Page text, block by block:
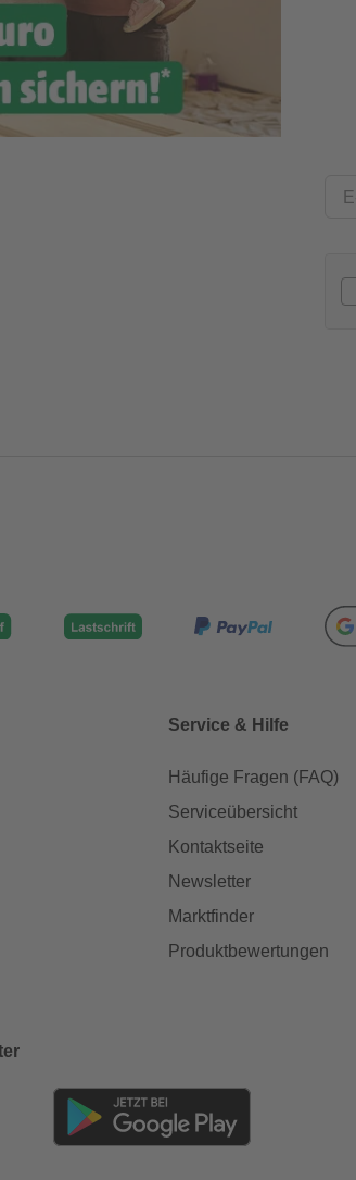
Service & Hilfe
Häufige Fragen (FAQ)
Serviceübersicht
Kontaktseite
Newsletter
Marktfinder
Produktbewertungen